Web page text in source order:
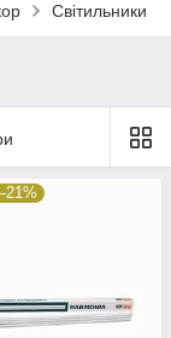
Світильники